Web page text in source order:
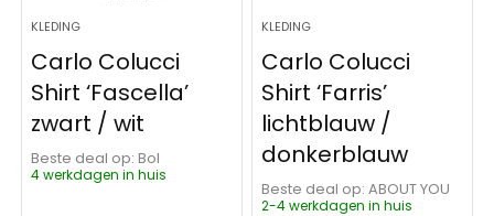
KLEDING
Carlo Colucci
Shirt ‘Fascella’
zwart / wit
Beste deal op:
Bol
4 werkdagen in huis
KLEDING
Carlo Colucci
Shirt ‘Farris’
lichtblauw /
donkerblauw
Beste deal op:
ABOUT YOU
2-4 werkdagen in huis